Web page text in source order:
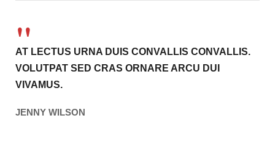
AT LECTUS URNA DUIS CONVALLIS CONVALLIS.
VOLUTPAT SED CRAS ORNARE ARCU DUI
VIVAMUS.
JENNY WILSON